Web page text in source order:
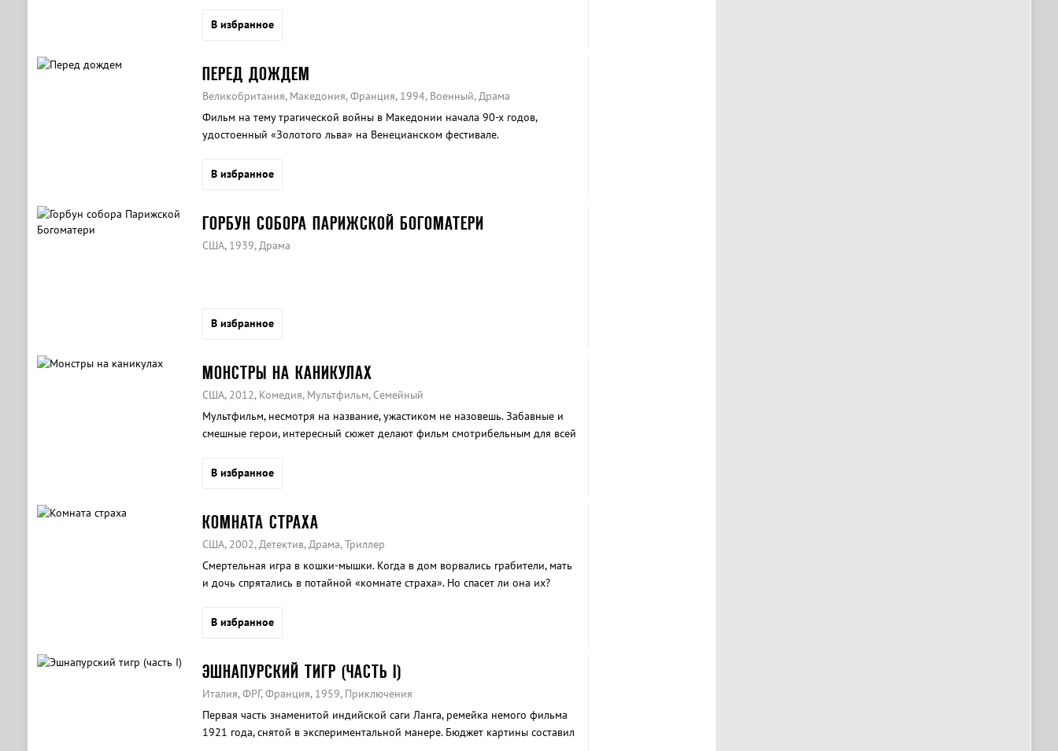
В избранное
ПЕРЕД ДОЖДЕМ
Великобритания, Македония, Франция, 1994, Военный, Драма
Фильм на тему трагической войны в Македонии начала 90-х годов,
удостоенный «Золотого льва» на Венецианском фестивале.
В избранное
ГОРБУН СОБОРА ПАРИЖСКОЙ БОГОМАТЕРИ
США, 1939, Драма
В избранное
МОНСТРЫ НА КАНИКУЛАХ
США, 2012, Комедия, Мультфильм, Семейный
Мультфильм, несмотря на название, ужастиком не назовешь. Забавные и
смешные герои, интересный сюжет делают фильм смотрибельным для всей
В избранное
КОМНАТА СТРАХА
США, 2002, Детектив, Драма, Триллер
Смертельная игра в кошки-мышки. Когда в дом ворвались грабители, мать
и дочь спрятались в потайной «комнате страха». Но спасет ли она их?
В избранное
ЭШНАПУРСКИЙ ТИГР (ЧАСТЬ I)
Италия, ФРГ, Франция, 1959, Приключения
Первая часть знаменитой индийской саги Ланга, ремейка немого фильма
1921 года, снятой в экспериментальной манере. Бюджет картины составил